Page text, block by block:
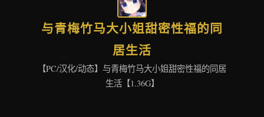
与青梅竹马大小姐甜密性福的同
居生活
【PC/汉化/动态】与青梅竹马大小姐甜密性福的同居
生活【1.36G】